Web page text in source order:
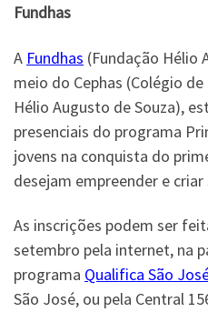
Fundhas
A Fundhas (Fundação Hélio
meio do Cephas (Colégio
Hélio Augusto de Souza),
presenciais do programa
jovens na conquista do
desejam empreender e
As inscrições podem ser
setembro pela internet, na
programa Qualifica São
São José, ou pela Central